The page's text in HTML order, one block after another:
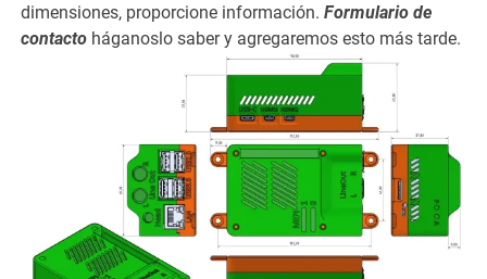
dimensiones, proporcione información.Formulario de
contacto háganoslo saber y agregaremos esto más tarde.